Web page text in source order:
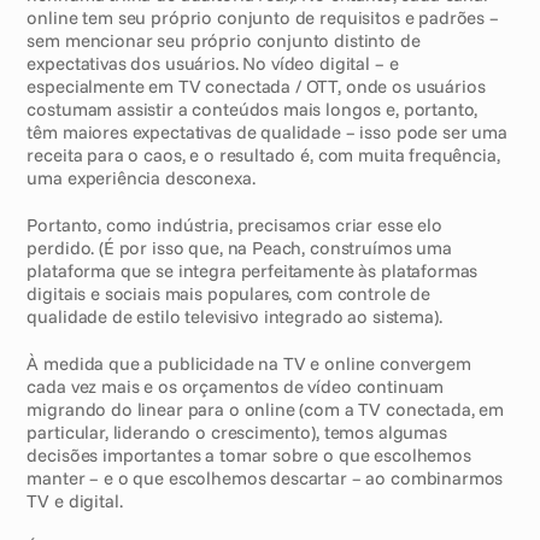
online tem seu próprio conjunto de requisitos e padrões –
sem mencionar seu próprio conjunto distinto de
expectativas dos usuários. No vídeo digital – e
especialmente em TV conectada / OTT, onde os usuários
costumam assistir a conteúdos mais longos e, portanto,
têm maiores expectativas de qualidade – isso pode ser uma
receita para o caos, e o resultado é, com muita frequência,
uma experiência desconexa.
Portanto, como indústria, precisamos criar esse elo
perdido. (É por isso que, na Peach, construímos uma
plataforma que se integra perfeitamente às plataformas
digitais e sociais mais populares, com controle de
qualidade de estilo televisivo integrado ao sistema).
À medida que a publicidade na TV e online convergem
cada vez mais e os orçamentos de vídeo continuam
migrando do linear para o online (com a TV conectada, em
particular, liderando o crescimento), temos algumas
decisões importantes a tomar sobre o que escolhemos
manter – e o que escolhemos descartar – ao combinarmos
TV e digital.